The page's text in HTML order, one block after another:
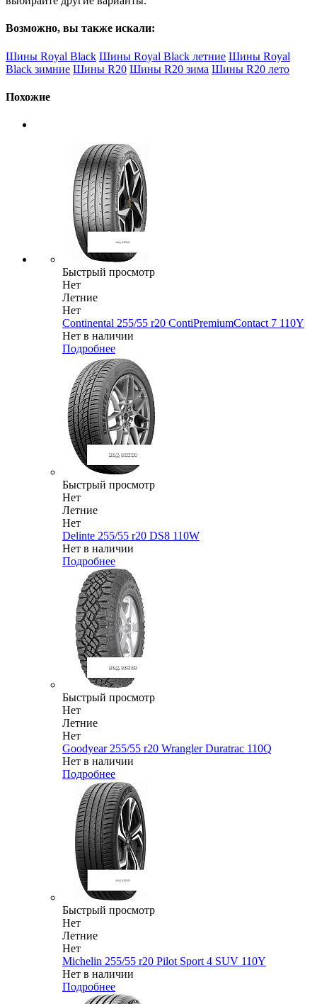
Возможно, вы также искали:
Шины Royal Black Шины Royal Black летние Шины Royal
Black зимние Шины R20 Шины R20 зима Шины R20 лето
Похожие
Быстрый просмотр
Нет
Летние
Нет
Continental 255/55 r20 ContiPremiumContact 7 110Y
Нет в наличии
Подробнее
Быстрый просмотр
Нет
Летние
Нет
Delinte 255/55 r20 DS8 110W
Нет в наличии
Подробнее
Быстрый просмотр
Нет
Летние
Нет
Goodyear 255/55 r20 Wrangler Duratrac 110Q
Нет в наличии
Подробнее
Быстрый просмотр
Нет
Летние
Нет
Michelin 255/55 r20 Pilot Sport 4 SUV 110Y
Нет в наличии
Подробнее